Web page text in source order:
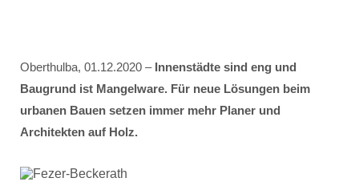
Oberthulba, 01.12.2020 –Innenstädte sind eng und
Baugrund ist Mangelware. Für neue Lösungen beim
urbanen Bauen setzen immer mehr Planer und
Architekten auf Holz.